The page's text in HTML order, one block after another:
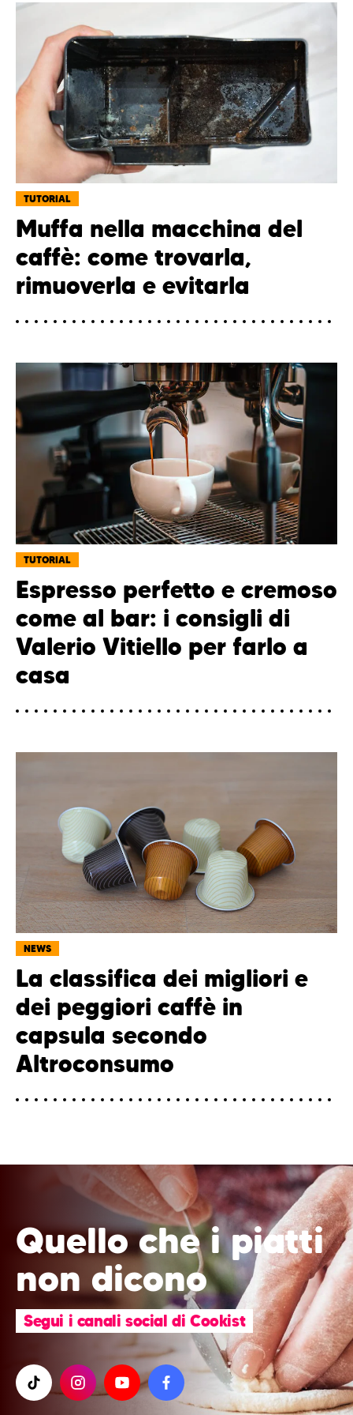
TUTORIAL
Muffa nella macchina del
caffè: come trovarla,
rimuoverla e evitarla
TUTORIAL
Espresso perfetto e cremoso
come al bar: i consigli di
Valerio Vitiello per farlo a
casa
NEWS
La classifica dei migliori e
dei peggiori caffè in
capsula secondo
Altroconsumo
Quello che i piatti
non dicono
Segui i canali social di Cookist